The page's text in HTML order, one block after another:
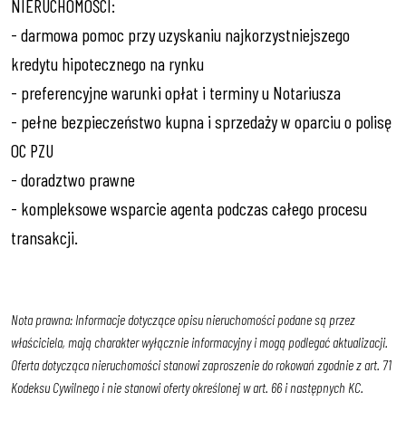
NIERUCHOMOŚCI:
- darmowa pomoc przy uzyskaniu najkorzystniejszego
kredytu hipotecznego na rynku
- preferencyjne warunki opłat i terminy u Notariusza
- pełne bezpieczeństwo kupna i sprzedaży w oparciu o polisę
OC PZU
- doradztwo prawne
- kompleksowe wsparcie agenta podczas całego procesu
transakcji.
Nota prawna: Informacje dotyczące opisu nieruchomości podane są przez
właściciela, mają charakter wyłącznie informacyjny i mogą podlegać aktualizacji.
Oferta dotycząca nieruchomości stanowi zaproszenie do rokowań zgodnie z art. 71
Kodeksu Cywilnego i nie stanowi oferty określonej w art. 66 i następnych KC.